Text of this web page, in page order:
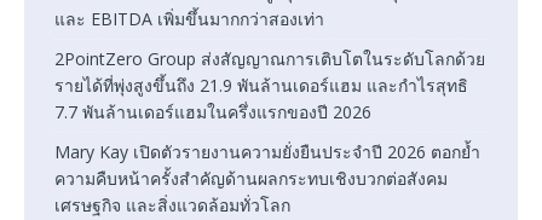
และ EBITDA เพิ่มขึ้นมากกว่าสองเท่า
2PointZero Group ส่งสัญญาณการเติบโตในระดับโลกด้วย
รายได้ที่พุ่งสูงขึ้นถึง 21.9 พันล้านเดอร์แฮม และกำไรสุทธิ
7.7 พันล้านเดอร์แฮมในครึ่งแรกของปี 2026
Mary Kay เปิดตัวรายงานความยั่งยืนประจำปี 2026 ตอกย้ำ
ความคืบหน้าครั้งสำคัญด้านผลกระทบเชิงบวกต่อสังคม
เศรษฐกิจ และสิ่งแวดล้อมทั่วโลก